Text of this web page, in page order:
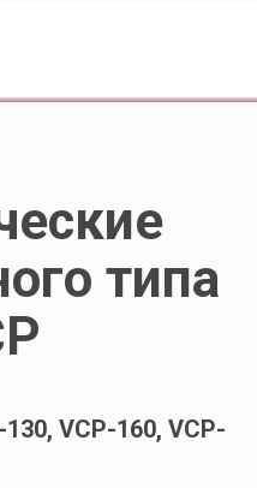
типа
VCP-160, VCP-